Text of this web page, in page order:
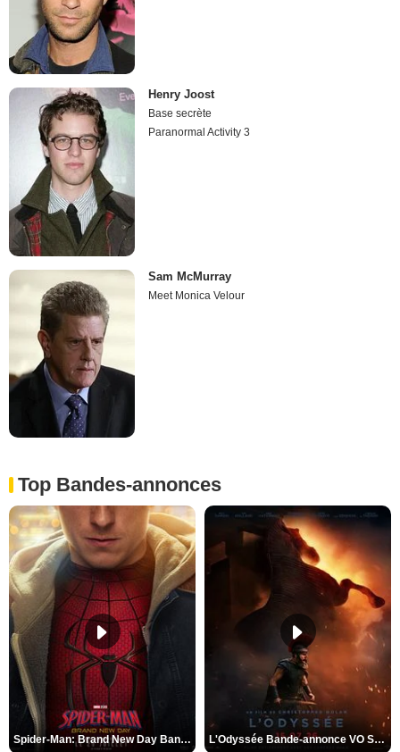
Henry Joost
Base secrète
Paranormal Activity 3
Sam McMurray
Meet Monica Velour
Top Bandes-annonces
Spider-Man: Brand New Day Bande-annonce VO STFR L'Odyssée Bande-annonce VO STFR